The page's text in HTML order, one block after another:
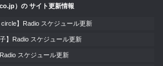
）の サイト更新情報
circle】Radio スケジュール更新
子】Radio スケジュール更新
Radio スケジュール更新